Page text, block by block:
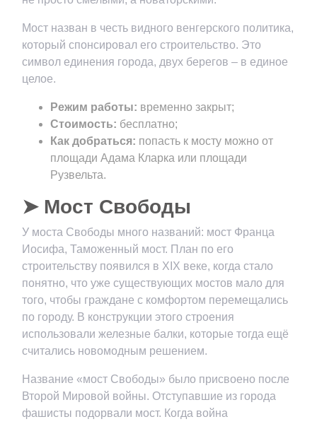
Мост назван в честь видного венгерского политика,
который спонсировал его строительство. Это
символ единения города, двух берегов – в единое
целое.
Режим работы: временно закрыт;
Стоимость: бесплатно;
Как добраться: попасть к мосту можно от
площади Адама Кларка или площади
Рузвельта.
➤ Мост Свободы
У моста Свободы много названий: мост Франца
Иосифа, Таможенный мост. План по его
строительству появился в XIX веке, когда стало
понятно, что уже существующих мостов мало для
того, чтобы граждане с комфортом перемещались
по городу. В конструкции этого строения
использовали железные балки, которые тогда ещё
считались новомодным решением.
Название «мост Свободы» было присвоено после
Второй Мировой войны. Отступавшие из города
фашисты подорвали мост. Когда война